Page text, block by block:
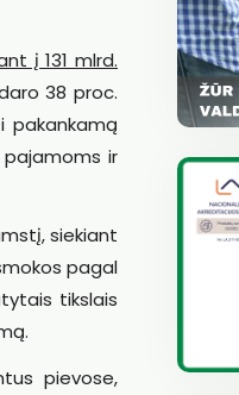
į 131 mlrd.
38 proc.
pakankamą
pajamoms ir
siekiant
pagal
tikslais
pievose,